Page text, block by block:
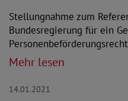
Stellungnahme zum
Bundesregierung für ein
Mehr lesen
14.01.2021